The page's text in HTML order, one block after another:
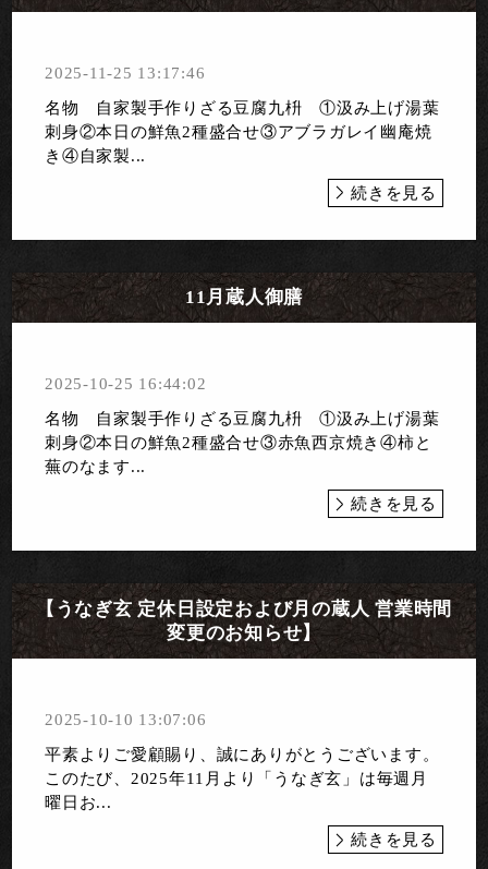
2025-11-25 13:17:46
名物 自家製手作りざる豆腐九枡 ①汲み上げ湯葉
刺身②本日の鮮魚2種盛合せ③アブラガレイ幽庵焼
き④自家製...
続きを見る
11月蔵人御膳
2025-10-25 16:44:02
名物 自家製手作りざる豆腐九枡 ①汲み上げ湯葉
刺身②本日の鮮魚2種盛合せ③赤魚西京焼き④柿と
蕪のなます...
続きを見る
【うなぎ玄 定休日設定および月の蔵人 営業時間
変更のお知らせ】
2025-10-10 13:07:06
平素よりご愛顧賜り、誠にありがとうございます。
このたび、2025年11月より「うなぎ玄」は毎週月
曜日お...
続きを見る